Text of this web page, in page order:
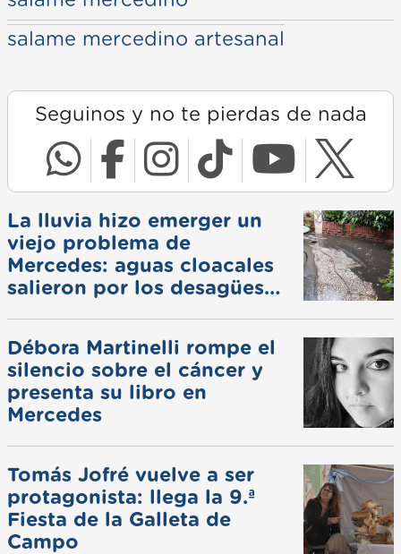
salame mercedino artesanal
Seguinos y no te pierdas de nada
La lluvia hizo emerger un
viejo problema de
Mercedes: aguas cloacales
salieron por los desagües
Débora Martinelli rompe el
silencio sobre el cáncer y
presenta su libro en
Mercedes
Tomás Jofré vuelve a ser
protagonista: llega la 9.ª
Fiesta de la Galleta de
Campo